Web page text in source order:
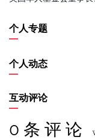
个人专题
个人动态
互动评论
0 条 评 论